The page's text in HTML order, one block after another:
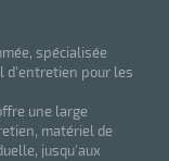
spécialisée
d'entretien pour les
une large
matériel de
jusqu'aux